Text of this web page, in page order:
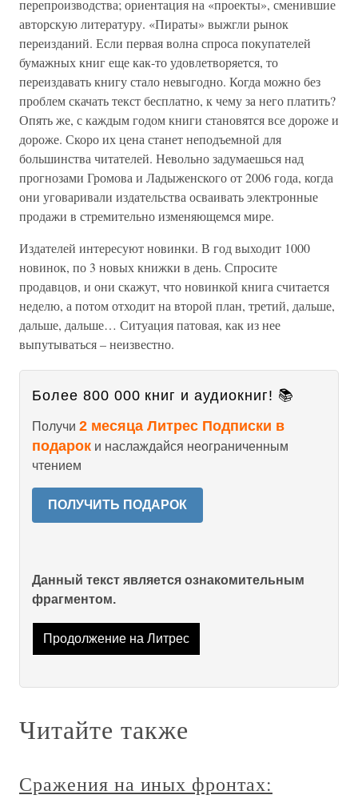
перепроизводства; ориентация на «проекты», сменившие
авторскую литературу. «Пираты» выжгли рынок
переизданий. Если первая волна спроса покупателей
бумажных книг еще как-то удовлетворяется, то
переиздавать книгу стало невыгодно. Когда можно без
проблем скачать текст бесплатно, к чему за него платить?
Опять же, с каждым годом книги становятся все дороже и
дороже. Скоро их цена станет неподъемной для
большинства читателей. Невольно задумаешься над
прогнозами Громова и Ладыженского от 2006 года, когда
они уговаривали издательства осваивать электронные
продажи в стремительно изменяющемся мире.
Издателей интересуют новинки. В год выходит 1000
новинок, по 3 новых книжки в день. Спросите
продавцов, и они скажут, что новинкой книга считается
неделю, а потом отходит на второй план, третий, дальше,
дальше, дальше… Ситуация патовая, как из нее
выпутываться – неизвестно.
Более 800 000 книг и аудиокниг! 📚
Получи 2 месяца Литрес Подписки в
подарок и наслаждайся неограниченным
чтением
ПОЛУЧИТЬ ПОДАРОК
Данный текст является ознакомительным
фрагментом.
Продолжение на Литрес
Читайте также
Сражения на иных фронтах: